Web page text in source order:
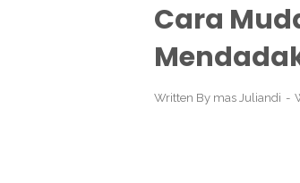
Cara
Written By mas Juliandi